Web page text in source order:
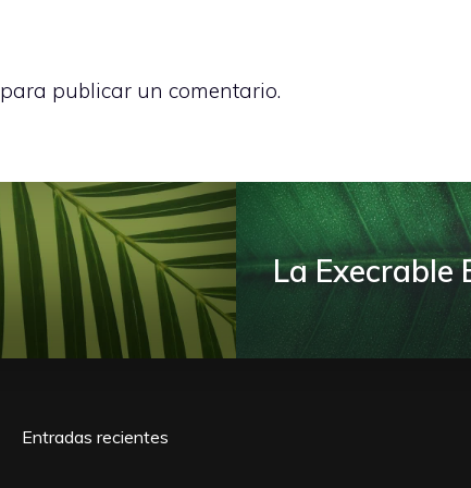
para publicar un comentario.
La Execrable
Entradas recientes